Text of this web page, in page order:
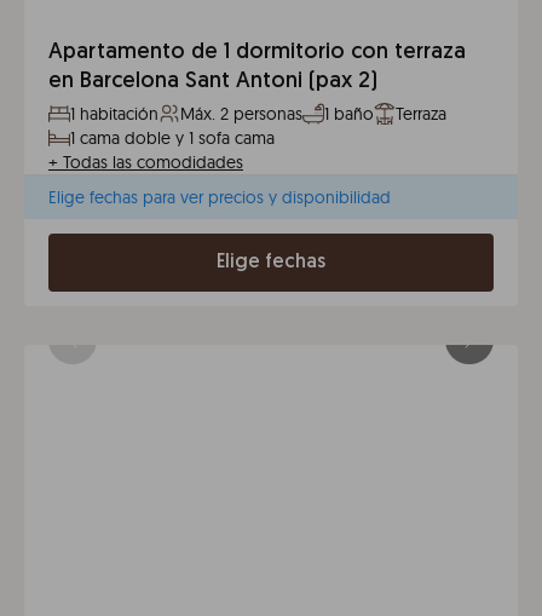
Apartamento de 1 dormitorio con terraza
en Barcelona Sant Antoni (pax 2)
1 habitación Máx. 2 personas 1 baño
Terraza
1 cama doble y 1 sofa cama
+ Todas las comodidades
Elige fechas para ver precios y disponibilidad
Elige fechas